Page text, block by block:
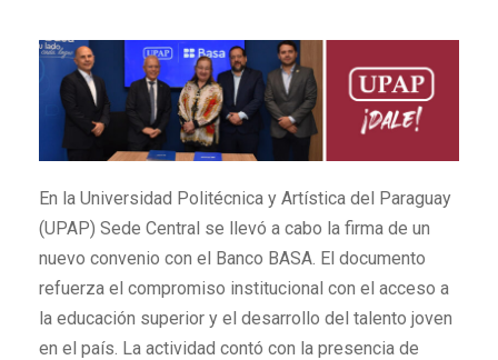
En la Universidad Politécnica y Artística del Paraguay
(UPAP) Sede Central se llevó a cabo la firma de un
nuevo convenio con el Banco BASA. El documento
refuerza el compromiso institucional con el acceso a
la educación superior y el desarrollo del talento joven
en el país. La actividad contó con la presencia de